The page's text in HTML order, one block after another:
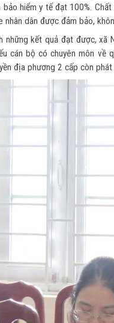
bảo hiểm y tế đạt 100%.
nhân dân được đảm bảo,
những kết quả đạt được, xã
cán bộ có chuyên môn về
địa phương 2 cấp còn